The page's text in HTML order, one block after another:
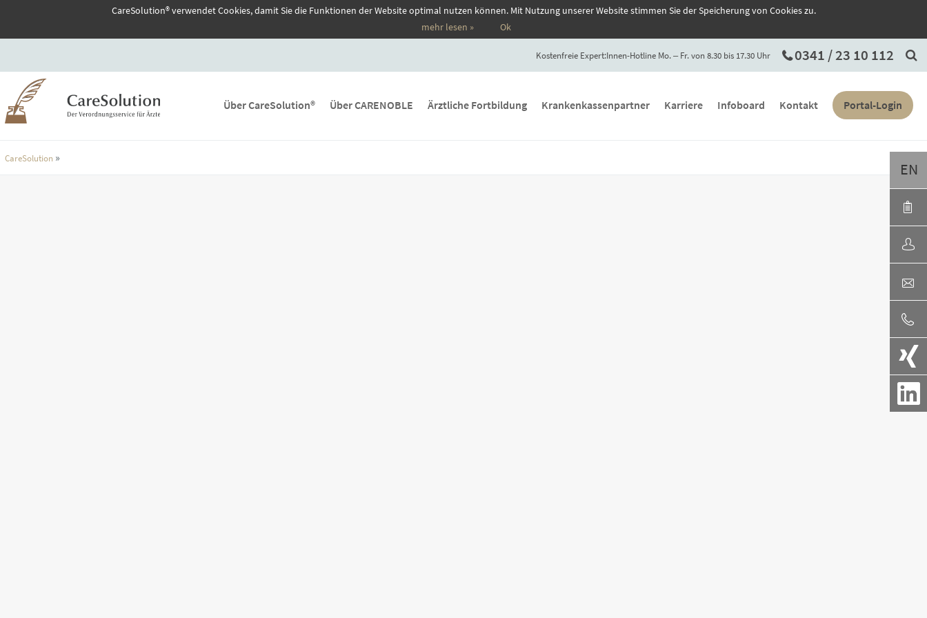
CareSolution® verwendet Cookies, damit Sie die Funktionen der Website optimal nutzen können. Mit Nutzung unserer Website stimmen Sie der Speicherung von Cookies zu.
mehr lesen »
Ok
Kostenfreie Expert:Innen-Hotline Mo. ‒ Fr. von 8.30 bis 17.30 Uhr 0341 / 23 10 112
Über CareSolution® Über CARENOBLE Ärztliche Fortbildung Krankenkassenpartner Karriere Infoboard Kontakt Portal-Login
CareSolution »
EN